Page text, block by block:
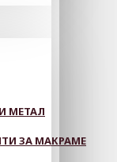
МЕТАЛ
ЗА МАКРАМЕ